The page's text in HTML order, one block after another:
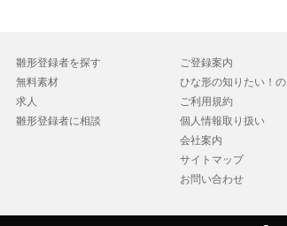
雛形登録者を探す
無料素材
求人
雛形登録者に相談
ご登録案内
ひな形の知りたい！
ご利用規約
個人情報取り扱い
会社案内
サイトマップ
お問い合わせ